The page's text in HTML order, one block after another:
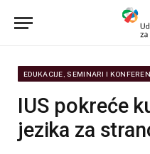
EDUKACIJE, SEMINARI I
IUS pokreće
jezika za